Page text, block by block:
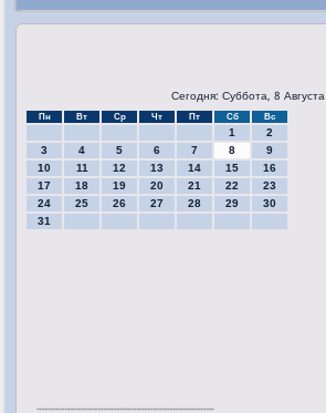
Сегодня: Суббота, 8 Августа
Пн Вт Ср Чт Пт Сб Вс
1
2
3
4 5 6 7 8
9
10
11 12 13 14 15
16
17
18 19 20 21 22
23
24
25 26 27 28 29
30
31